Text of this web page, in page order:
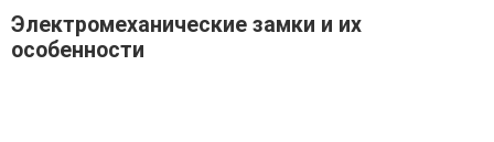
Электромеханические замки и их
особенности